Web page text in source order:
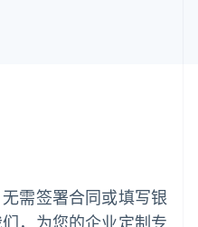
需签署合同或填写银
，为您的企业定制专